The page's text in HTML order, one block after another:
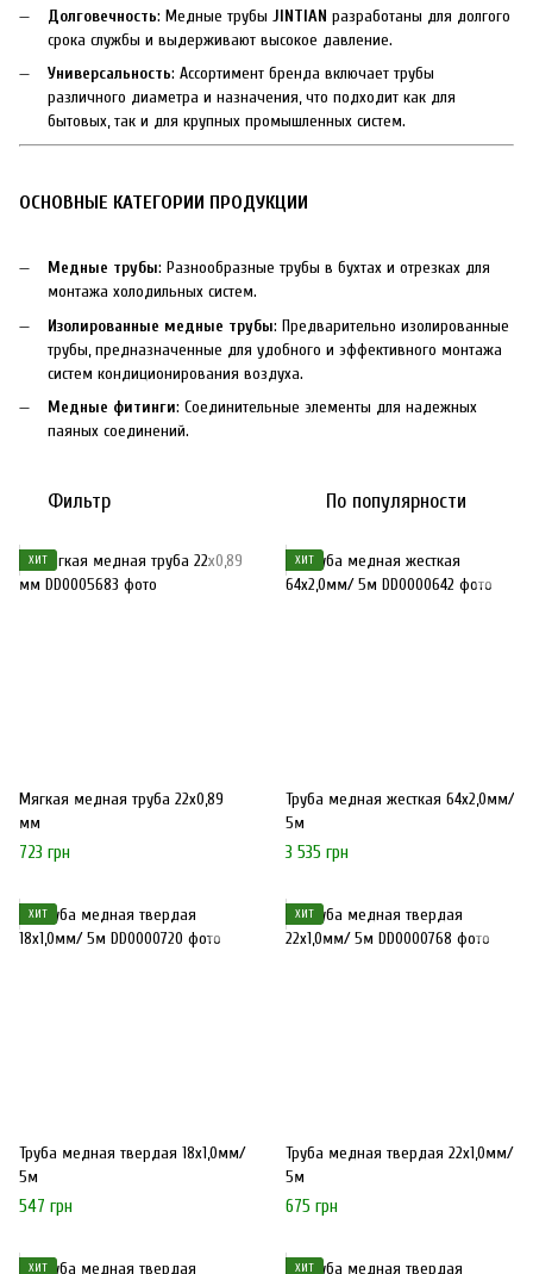
Долговечность: Медные трубы JINTIAN разработаны для долгого
срока службы и выдерживают высокое давление.
Универсальность: Ассортимент бренда включает трубы
различного диаметра и назначения, что подходит как для
бытовых, так и для крупных промышленных систем.
ОСНОВНЫЕ КАТЕГОРИИ ПРОДУКЦИИ
Медные трубы: Разнообразные трубы в бухтах и отрезках для
монтажа холодильных систем.
Изолированные медные трубы: Предварительно изолированные
трубы, предназначенные для удобного и эффективного монтажа
систем кондиционирования воздуха.
Медные фитинги: Соединительные элементы для надежных
паяных соединений.
Фильтр По популярности
ХИТ
Мягкая медная труба 22х0,89
мм
723 грн
ХИТ
Труба медная жесткая 64х2,0мм/
5м
3 535 грн
ХИТ
Труба медная твердая 18х1,0мм/
5м
547 грн
ХИТ
Труба медная твердая 22х1,0мм/
5м
675 грн
ХИТ ХИТ